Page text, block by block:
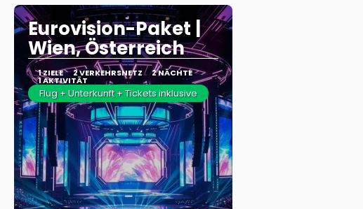
Eurovision-Paket |
Wien, Österreich
1 ZIELE 2 VERKEHRSNETZ 2 NÄCHTE
1 AKTIVITÄT
Flug + Unterkunft + Tickets inklusive